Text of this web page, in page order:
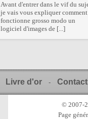
Avant d'entrer dans le vif du
je vais vous expliquer comment
fonctionne grosso modo un
logiciel d'images de [...]
Livre d'or - Contact
© 2007-
Page